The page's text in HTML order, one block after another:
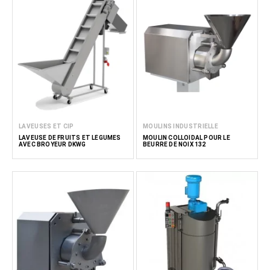
processus de production et la qualité de leurs produits.
LAVEUSES ET CIP
LAVEUSE DE FRUITS ET LÉGUMES
AVEC BROYEUR DKWG
MOULINS INDUSTRIELLE
MOULIN COLLOÏDAL POUR LE
BEURRE DE NOIX 132